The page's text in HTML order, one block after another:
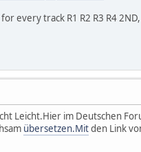
every track R1 R2 R3 R4
Leicht.Hier im Deutschen
übersetzen.Mitden Link